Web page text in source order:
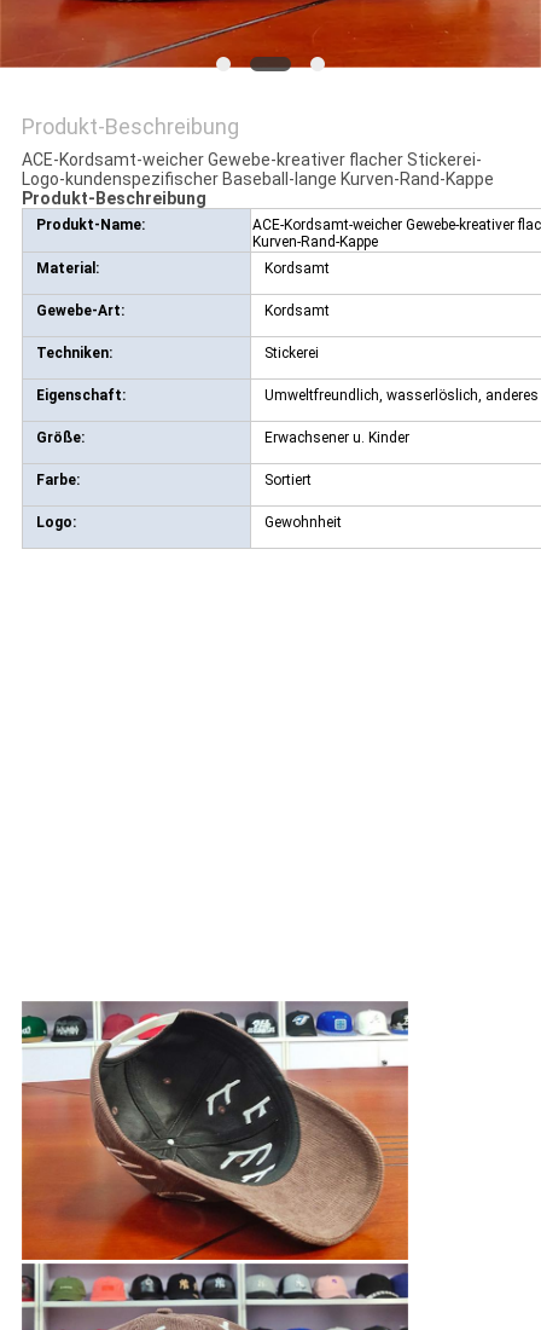
Produkt-Beschreibung
ACE-Kordsamt-weicher Gewebe-kreativer flacher Stickerei-
Logo-kundenspezifischer Baseball-lange Kurven-Rand-Kappe
Produkt-Beschreibung
Produkt-Name:
ACE-Kordsamt-weicher Gewebe-kreativer
Kurven-Rand-Kappe
Material:
Kordsamt
Gewebe-Art: Kordsamt
Techniken: Stickerei
Eigenschaft: Umweltfreundlich, wasserlöslich, anderes
Größe: Erwachsener u. Kinder
Farbe: Sortiert
Logo: Gewohnheit